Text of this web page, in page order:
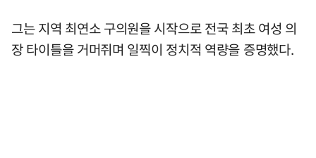
그는 지역 최연소 구의원을 시작으로 전국 최초 여성 의
장 타이틀을 거머쥐며 일찍이 정치적 역량을 증명했다.